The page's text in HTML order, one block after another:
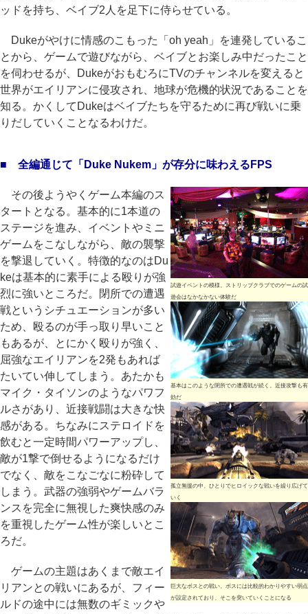
ッドを持ち、ベイブ2人を足下に侍らせている。
Dukeがやけに情感のこもった「oh yeah」を連発しているこ
とから、ゲームで遊びながら、ベイブとお楽しみ中だったこと
を伺わせるが、DukeがおもむろにTVのチャンネルを変えると
世界がエイリアンに侵攻され、地球が危機的状況であることを
知る。かくしてDukeはベイブたちを守るために再び戦いに乗
りだしていくことなるわけだ。
■ 全編通じて「Duke Nukem」が存分に味わえるFPS
試遊イベントの模様。ストリップクラブでのゲームの試
遊会はなかなかない体験だ
基本はこのような閉所での遭遇戦が続く。近接攻撃も有
効だ
孤立無援の中、ひとりでヒロイックな戦いを繰り広げて
いく
巨大なボスとの戦い。ボスには比較的わかりやすい弱点
が設定されており、そこを突いていくことになる
その後ようやくゲーム本編のス
タートとなる。基本的に1本道の
ステージを進み、イベントやミニ
ゲームをこなしながら、敵の襲撃
を撃退していく。特徴的なのはDu
keは基本的に素手による殴りが強
烈に強いところだ。閉所での遭遇
戦というシチュエーションが多い
ため、殴るのが手っ取り早いこと
もあるが、とにかく殴りが強く、
屈強なエイリアンを2発もあれば
たいてい伸してしまう。あたかも
マイク・タイソンのようなパワフ
ルさがあり、近接戦闘は大きな快
感がある。ちなみにステロイドを
飲むと一定時間パワーアップし、
敵が1撃で倒せるようになるだけ
でなく、敵をこなごなに粉砕して
しまう。武器の強弱やゲームバラ
ンスを完全に無視した爽快感のみ
を重視したゲーム性が楽しいとこ
ろだ。
ゲームの主題はあくまで敵エイ
リアンとの戦いにあるが、フィー
ルドの途中には無数のギミックや